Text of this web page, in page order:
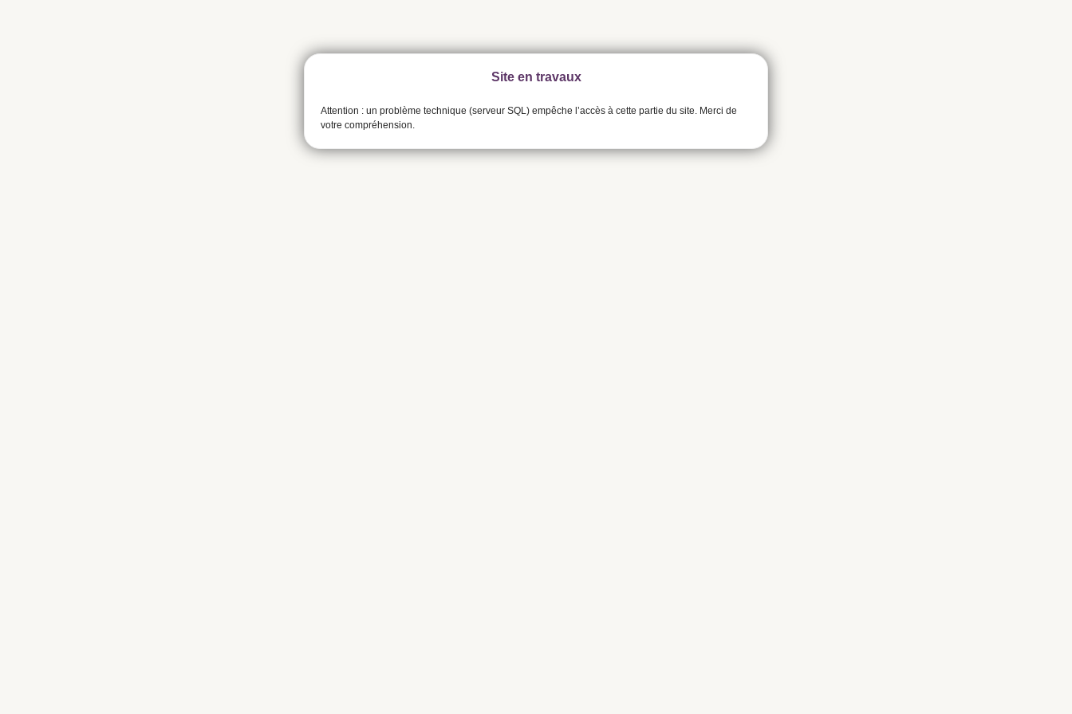
Site en travaux
Attention : un problème technique (serveur SQL) empêche l’accès à cette partie du site. Merci de
votre compréhension.